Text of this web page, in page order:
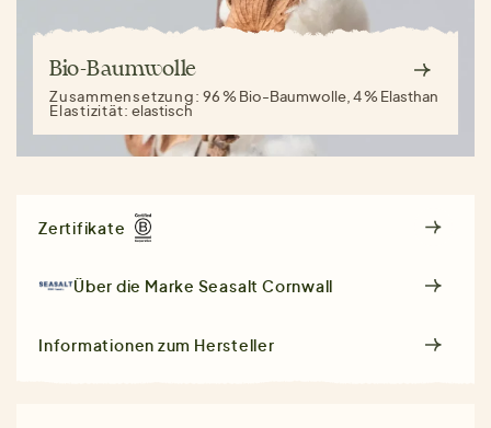
Bio-Baumwolle
Zusammensetzung:96 % Bio-Baumwolle, 4 % Elasthan
Elastizität:elastisch
Zertifikate
Über die Marke Seasalt Cornwall
Informationen zum Hersteller